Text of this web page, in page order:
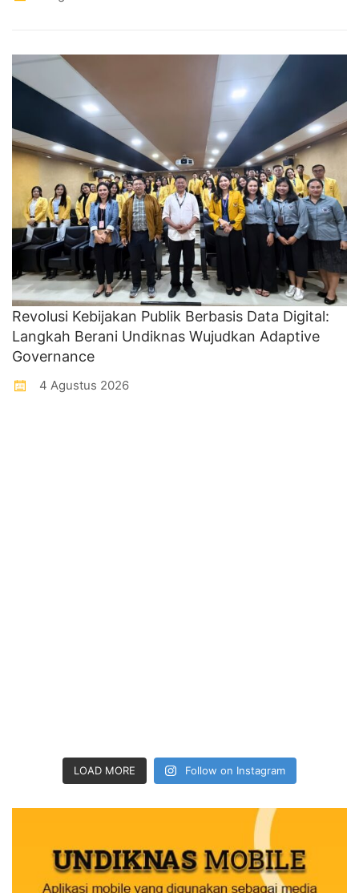
Revolusi Kebijakan Publik Berbasis Data Digital:
Langkah Berani Undiknas Wujudkan Adaptive
Governance
4 Agustus 2026
LOAD MORE Follow on Instagram